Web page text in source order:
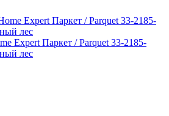
Expert Паркет / Parquet 33-2185-
лес